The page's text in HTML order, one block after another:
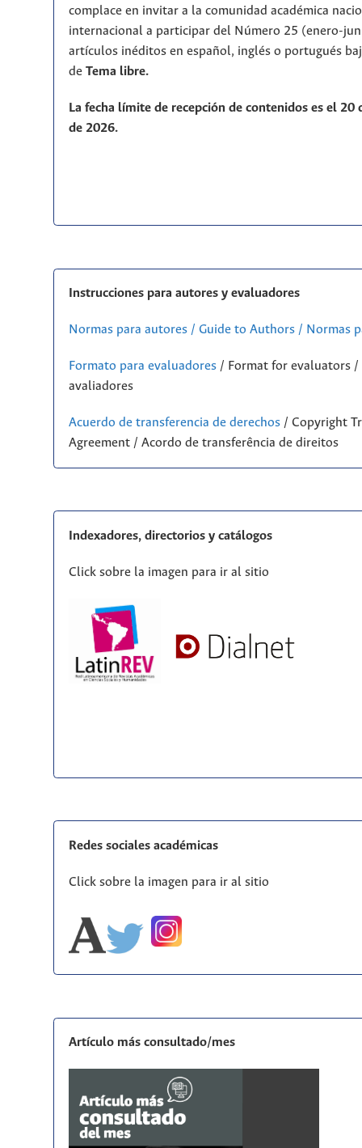
complace en invitar a la comunidad académica
internacional a participar del Número 25 (enero-
artículos inéditos en español, inglés o portugués
de Tema libre.
La fecha límite de recepción de contenidos es el 20
de 2026.
Instrucciones para autores y evaluadores
Normas para autores / Guide to Authors / Normas
Formato para evaluadores/ Format for evaluators /
avaliadores
Acuerdo de transferencia de derechos/ Copyright
Agreement / Acordo de transferência de direitos
Indexadores, directorios y catálogos
Click sobre la imagen para ir al sitio
Redes sociales académicas
Click sobre la imagen para ir al sitio
Artículo más consultado/mes